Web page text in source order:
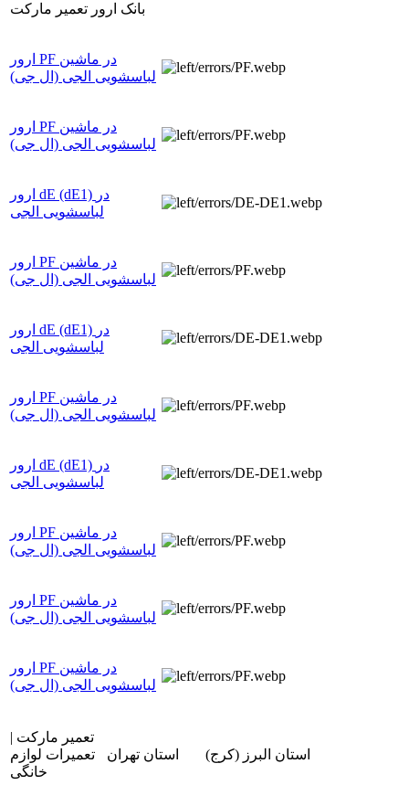
بانک ارور تعمیر مارکت
ارور PF در ماشین
لباسشویی الجی (ال جی)
ارور PF در ماشین
لباسشویی الجی (ال جی)
ارور dE (dE1) در
لباسشویی الجی
ارور PF در ماشین
لباسشویی الجی (ال جی)
ارور dE (dE1) در
لباسشویی الجی
ارور PF در ماشین
لباسشویی الجی (ال جی)
ارور dE (dE1) در
لباسشویی الجی
ارور PF در ماشین
لباسشویی الجی (ال جی)
ارور PF در ماشین
لباسشویی الجی (ال جی)
ارور PF در ماشین
لباسشویی الجی (ال جی)
تعمیر مارکت |
تعمیرات لوازم
خانگی
استان تهران استان البرز (کرج)